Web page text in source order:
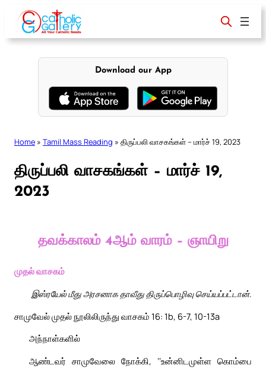
content
Download our App
Home » Tamil Mass Reading » திருப்பலி வாசகங்கள் – மார்ச் 19, 2023
திருப்பலி வாசகங்கள் – மார்ச் 19,
2023
தவக்காலம் 4ஆம் வாரம் – ஞாயிறு
முதல் வாசகம்
இஸ்ரயேல் மீது அரசனாக தாவீது திருப்பொழிவு செய்யப்பட்டான்.
சாமுவேல் முதல் நூலிலிருந்து வாசகம் 16: 1b, 6-7, 10-13a
அந்நாள்களில்
ஆண்டவர் சாமுவேலை நோக்கி, ‘‘உன்னிடமுள்ள கொம்பை